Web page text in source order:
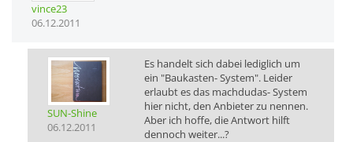
vince23
06.12.2011
SUN-Shine
06.12.2011
Es handelt sich dabei lediglich um
ein "Baukasten- System". Leider
erlaubt es das machdudas- System
hier nicht, den Anbieter zu nennen.
Aber ich hoffe, die Antwort hilft
dennoch weiter...?